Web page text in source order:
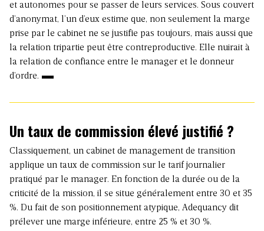
et autonomes pour se passer de leurs services. Sous couvert
d’anonymat, l’un d’eux estime que, non seulement la marge
prise par le cabinet ne se justifie pas toujours, mais aussi que
la relation tripartie peut être contreproductive. Elle nuirait à
la relation de confiance entre le manager et le donneur
d’ordre.
Un taux de commission élevé justifié ?
Classiquement, un cabinet de management de transition
applique un taux de commission sur le tarif journalier
pratiqué par le manager. En fonction de la durée ou de la
criticité de la mission, il se situe généralement entre 30 et 35
%. Du fait de son positionnement atypique, Adequancy dit
prélever une marge inférieure, entre 25 % et 30 %.